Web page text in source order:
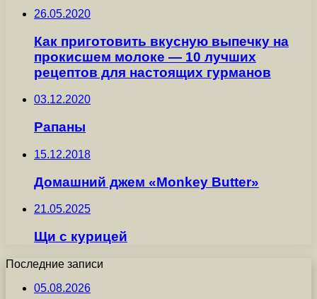
26.05.2020
Как приготовить вкусную выпечку на
прокисшем молоке — 10 лучших
рецептов для настоящих гурманов
03.12.2020
Рапаны
15.12.2018
Домашний джем «Monkey Butter»
21.05.2025
Щи с курицей
Последние записи
05.08.2026